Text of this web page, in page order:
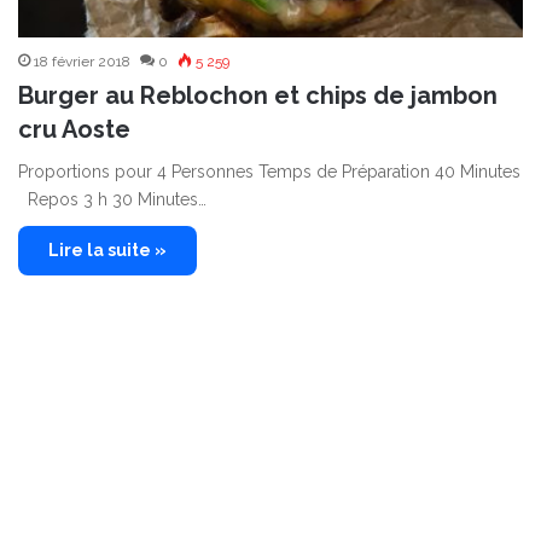
18 février 2018 0 5 259
Burger au Reblochon et chips de jambon
cru Aoste
Proportions pour 4 Personnes Temps de Préparation 40 Minutes
Repos 3 h 30 Minutes…
Lire la suite »